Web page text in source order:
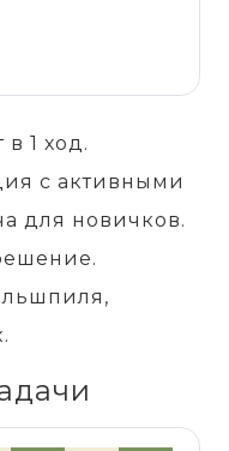
1 ход.
с активными
для новичков.